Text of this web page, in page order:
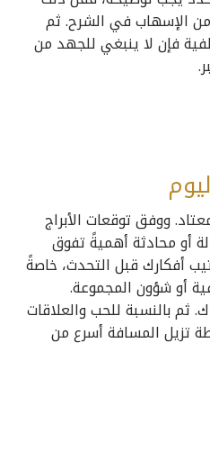
من الإسهاب في الشرح. ثم
فإن لا ينبغي للجهد من
ووفق توقعات الأبراج
أو محادثة أهميةً تفوق
أفكارك قبل التحدث، خاصةً
أو شؤون المجموعة.
ثم بالنسبة للحب والعلاقات
تزيل المسافة أسرع من